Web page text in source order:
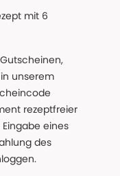
mit 6
unserem
rezeptfreier
eines
des